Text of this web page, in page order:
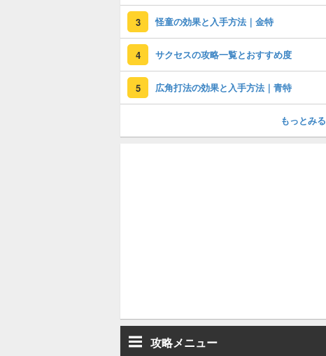
3 怪童の効果と入手方法｜金特
4 サクセスの攻略一覧とおすすめ度
5 広角打法の効果と入手方法｜青特
もっとみる
攻略メニュー